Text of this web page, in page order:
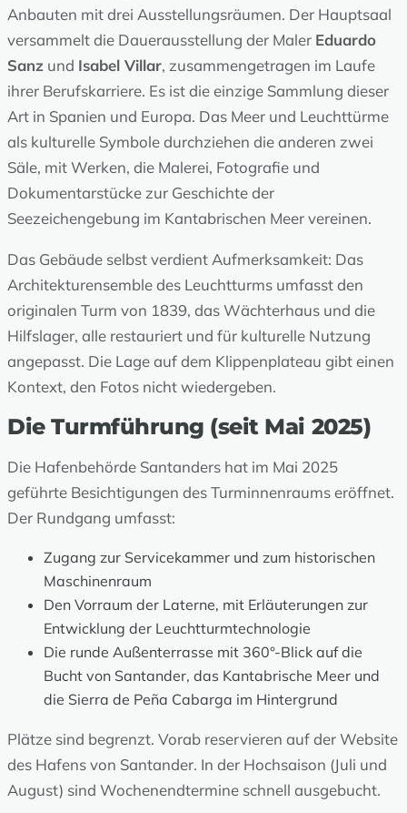
Anbauten mit drei Ausstellungsräumen. Der Hauptsaal
versammelt die Dauerausstellung der Maler Eduardo
Sanz und Isabel Villar, zusammengetragen im Laufe
ihrer Berufskarriere. Es ist die einzige Sammlung dieser
Art in Spanien und Europa. Das Meer und Leuchttürme
als kulturelle Symbole durchziehen die anderen zwei
Säle, mit Werken, die Malerei, Fotografie und
Dokumentarstücke zur Geschichte der
Seezeichengebung im Kantabrischen Meer vereinen.
Das Gebäude selbst verdient Aufmerksamkeit: Das
Architekturensemble des Leuchtturms umfasst den
originalen Turm von 1839, das Wächterhaus und die
Hilfslager, alle restauriert und für kulturelle Nutzung
angepasst. Die Lage auf dem Klippenplateau gibt einen
Kontext, den Fotos nicht wiedergeben.
Die Turmführung (seit Mai 2025)
Die Hafenbehörde Santanders hat im Mai 2025
geführte Besichtigungen des Turminnenraums eröffnet.
Der Rundgang umfasst:
Zugang zur Servicekammer und zum historischen
Maschinenraum
Den Vorraum der Laterne, mit Erläuterungen zur
Entwicklung der Leuchtturmtechnologie
Die runde Außenterrasse mit 360°-Blick auf die
Bucht von Santander, das Kantabrische Meer und
die Sierra de Peña Cabarga im Hintergrund
Plätze sind begrenzt. Vorab reservieren auf der Website
des Hafens von Santander. In der Hochsaison (Juli und
August) sind Wochenendtermine schnell ausgebucht.